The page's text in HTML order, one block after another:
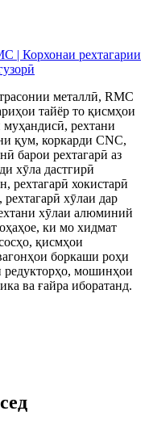
металлӣ, RMC
тайёр то қисмҳои
муҳандисӣ, рехтани
қум, коркарди CNC,
барои рехтагарӣ аз
хӯла дастгирӣ
рехтагарӣ хокистарӣ
рехтагарӣ хӯлаи дар
хӯлаи алюминий
ки мо хидмат
қисмҳои
боркаши роҳи
редукторҳо, мошинҳои
ва ғайра иборатанд.